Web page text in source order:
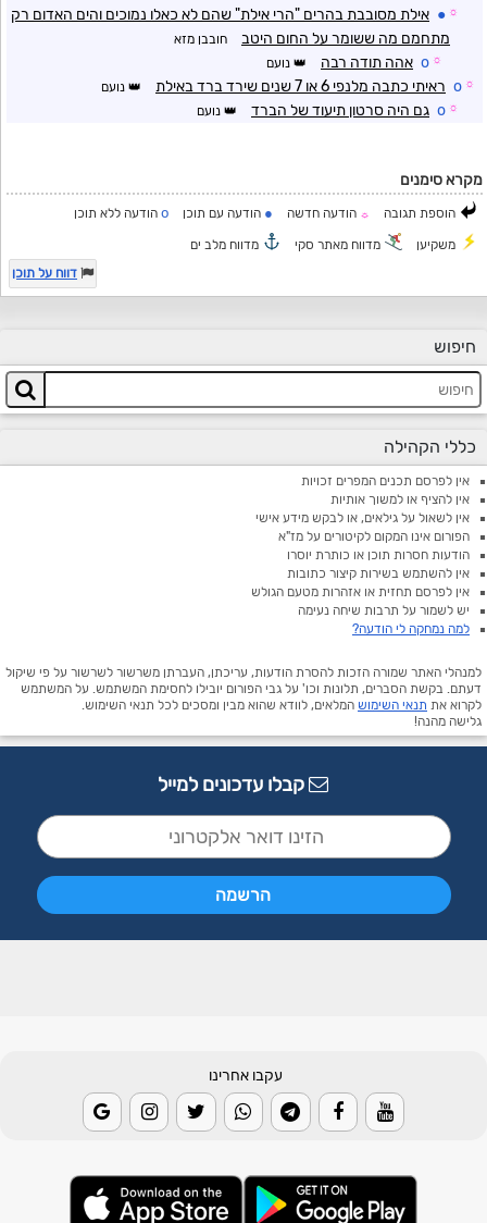
☼
● אילת מסובבת בהרים "הרי אילת" שהם לא כאלו נמוכים והים האדום רק
מתחמם מה ששומר על החום היטב
חובבן מזא
☼
o אהה תודה רבה נועם
☼
o ראיתי כתבה מלנפי 6 או 7 שנים שירד ברד באילת נועם
☼
o גם היה סרטון תיעוד של הברד נועם
מקרא סימנים
הוספת תגובה ☼ הודעה חדשה ● הודעה עם תוכן o הודעה ללא תוכן
משקיען מדווח מאתר סקי
מדווח מלב ים
דווח על תוכן
חיפוש
כללי הקהילה
אין לפרסם תכנים המפרים זכויות
אין להציף או למשוך אותיות
אין לשאול על גילאים, או לבקש מידע אישי
הפורום אינו המקום לקיטורים על מז"א
הודעות חסרות תוכן או כותרת יוסרו
אין להשתמש בשירות קיצור כתובות
אין לפרסם תחזית או אזהרות מטעם הגולש
יש לשמור על תרבות שיחה נעימה
למה נמחקה לי הודעה?
למנהלי האתר שמורה הזכות להסרת הודעות, עריכתן, העברתן משרשור לשרשור על פי שיקול
דעתם. בקשת הסברים, תלונות וכו' על גבי הפורום יובילו לחסימת המשתמש. על המשתמש
לקרוא את תנאי השימוש המלאים, לוודא שהוא מבין ומסכים לכל תנאי השימוש.
גלישה מהנה!
קבלו עדכונים למייל
עקבו אחרינו